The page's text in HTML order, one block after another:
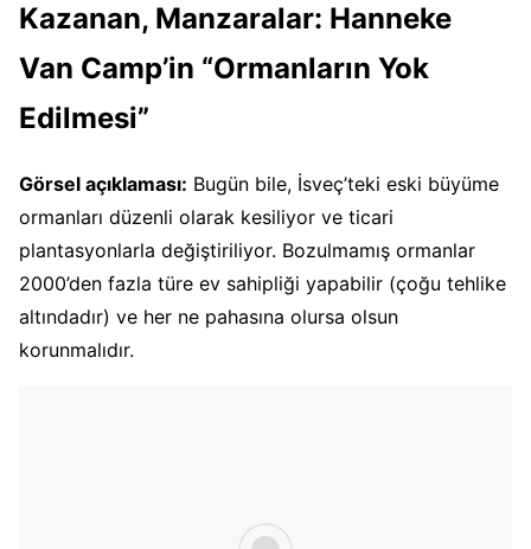
Kazanan, Manzaralar: Hanneke
Van Camp’in “Ormanların Yok
Edilmesi”
Görsel açıklaması: Bugün bile, İsveç’teki eski büyüme
ormanları düzenli olarak kesiliyor ve ticari
plantasyonlarla değiştiriliyor. Bozulmamış ormanlar
2000’den fazla türe ev sahipliği yapabilir (çoğu tehlike
altındadır) ve her ne pahasına olursa olsun
korunmalıdır.